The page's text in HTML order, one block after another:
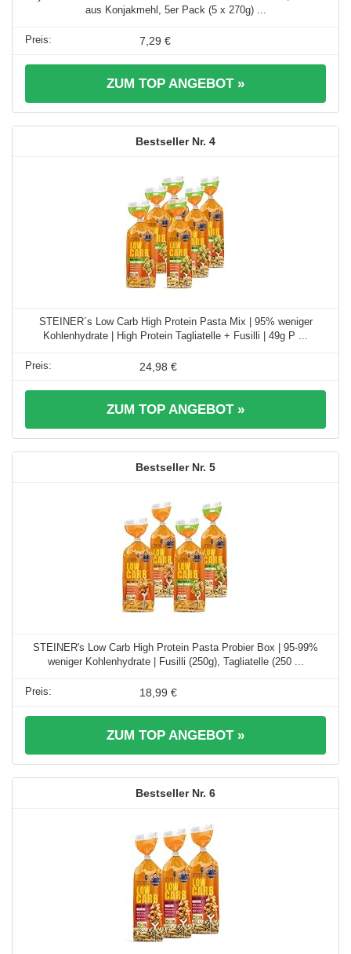
aus Konjakmehl, 5er Pack (5 x 270g) ...
7,29 €
ZUM TOP ANGEBOT »
4
STEINER´s Low Carb High Protein Pasta Mix | 95% weniger
Kohlenhydrate | High Protein Tagliatelle + Fusilli | 49g P ...
24,98 €
ZUM TOP ANGEBOT »
5
STEINER's Low Carb High Protein Pasta Probier Box | 95-99%
weniger Kohlenhydrate | Fusilli (250g), Tagliatelle (250 ...
18,99 €
ZUM TOP ANGEBOT »
6